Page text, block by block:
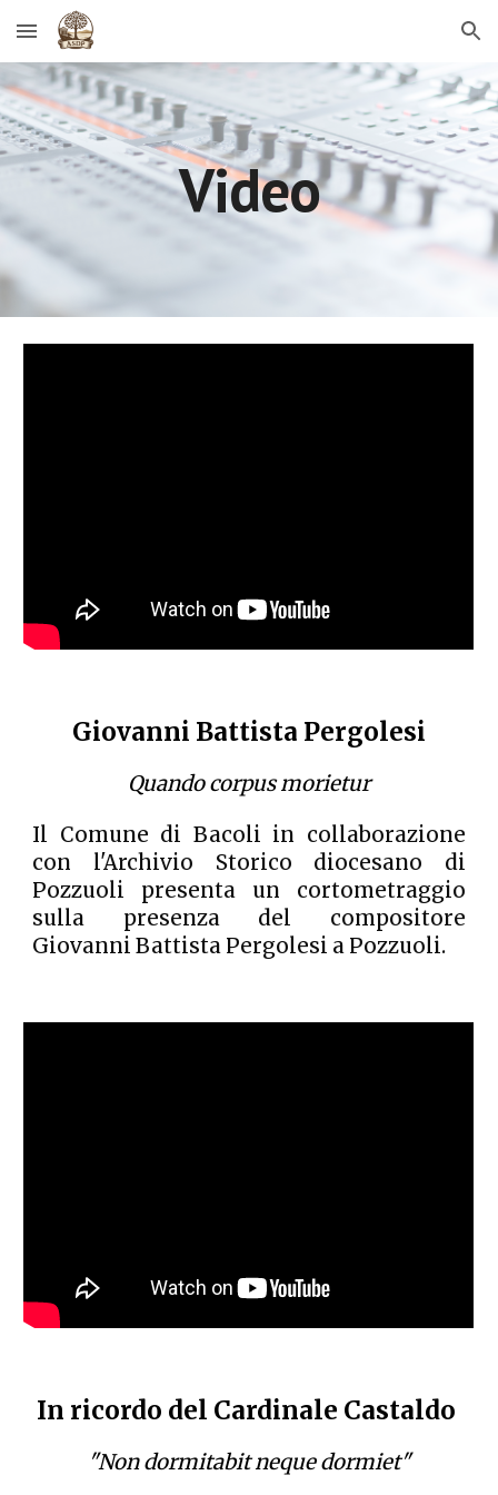
Skip to main content Skip to navigation
Video
Giovanni Battista Pergolesi
Quando corpus morietur
Il Comune di Bacoli in collaborazione
con l'Archivio Storico diocesano di
Pozzuoli presenta un cortometraggio
sulla presenza del compositore
Giovanni Battista Pergolesi a Pozzuoli.
In ricordo del Cardinale Castaldo
"Non dormitabit neque dormiet"